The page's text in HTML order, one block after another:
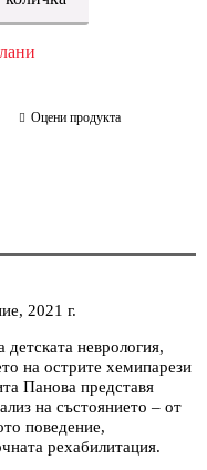
Оцени продукта
2021 г.
неврология,
на острите хемипарези
Панова представя
на състоянието – от
поведение,
рехабилитация.